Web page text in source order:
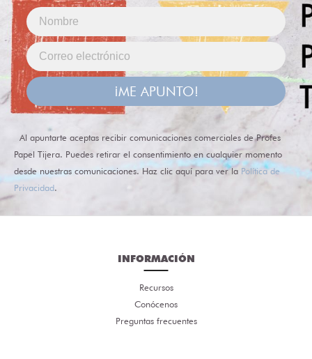
¡ME APUNTO!
Al apuntarte aceptas recibir comunicaciones comerciales de Profes
Papel Tijera. Puedes retirar el consentimiento en cualquier momento
desde nuestras comunicaciones. Haz clic aquí para ver la Política de
Privacidad.
INFORMACIÓN
Recursos
Conócenos
Preguntas frecuentes